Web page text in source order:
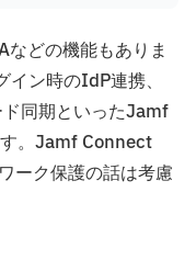
どの機能もありま
ン時のIdP連携、
同期といったJamf
。Jamf Connect
ーク保護の話は考慮